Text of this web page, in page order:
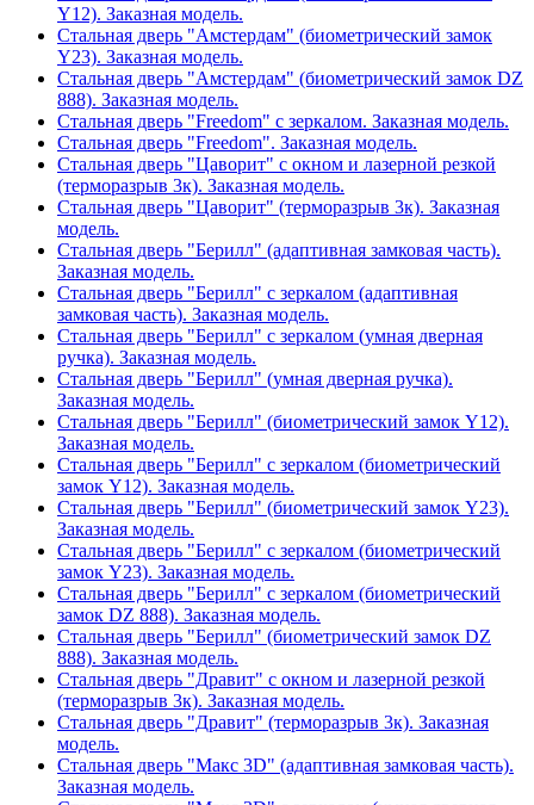
Y12). Заказная модель.
Стальная дверь "Амстердам" (биометрический замок
Y23). Заказная модель.
Стальная дверь "Амстердам" (биометрический замок DZ
888). Заказная модель.
Стальная дверь "Freedom" с зеркалом. Заказная модель.
Стальная дверь "Freedom". Заказная модель.
Стальная дверь "Цаворит" с окном и лазерной резкой
(терморазрыв 3к). Заказная модель.
Стальная дверь "Цаворит" (терморазрыв 3к). Заказная
модель.
Стальная дверь "Берилл" (адаптивная замковая часть).
Заказная модель.
Стальная дверь "Берилл" с зеркалом (адаптивная
замковая часть). Заказная модель.
Стальная дверь "Берилл" с зеркалом (умная дверная
ручка). Заказная модель.
Стальная дверь "Берилл" (умная дверная ручка).
Заказная модель.
Стальная дверь "Берилл" (биометрический замок Y12).
Заказная модель.
Стальная дверь "Берилл" с зеркалом (биометрический
замок Y12). Заказная модель.
Стальная дверь "Берилл" (биометрический замок Y23).
Заказная модель.
Стальная дверь "Берилл" с зеркалом (биометрический
замок Y23). Заказная модель.
Стальная дверь "Берилл" с зеркалом (биометрический
замок DZ 888). Заказная модель.
Стальная дверь "Берилл" (биометрический замок DZ
888). Заказная модель.
Стальная дверь "Дравит" с окном и лазерной резкой
(терморазрыв 3к). Заказная модель.
Стальная дверь "Дравит" (терморазрыв 3к). Заказная
модель.
Стальная дверь "Макс 3D" (адаптивная замковая часть).
Заказная модель.